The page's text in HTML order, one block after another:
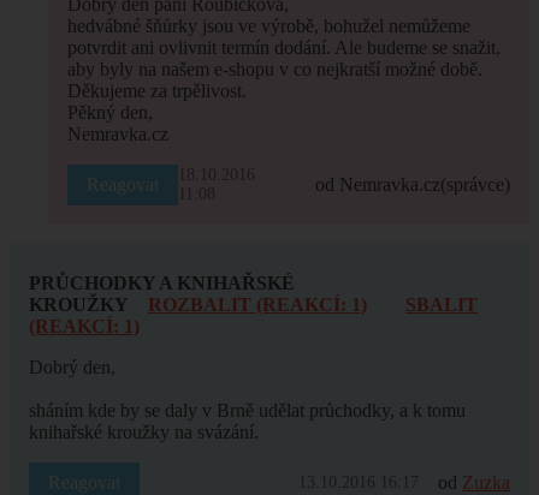
Dobrý den paní Roubíčková,
hedvábné šňůrky jsou ve výrobě, bohužel nemůžeme
potvrdit ani ovlivnit termín dodání. Ale budeme se snažit,
aby byly na našem e-shopu v co nejkratší možné době.
Děkujeme za trpělivost.
Pěkný den,
Nemravka.cz
Reagovat
18.10.2016
11:08
od Nemravka.cz(správce)
PRŮCHODKY A KNIHAŘSKÉ
KROUŽKY
ROZBALIT (REAKCÍ: 1)
SBALIT
(REAKCÍ: 1)
Dobrý den,
sháním kde by se daly v Brně udělat průchodky, a k tomu
knihařské kroužky na svázání.
Reagovat 13.10.2016 16:17 od Zuzka